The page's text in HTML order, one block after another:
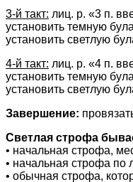
3-й такт: лиц. р. «3 п.
установить темную
установить светлую
4-й такт: лиц. р. «4 п.
установить темную
установить светлую
Завершение:
Светлая строфа
• начальная строфа,
• начальная строфа по
• обычная строфа,